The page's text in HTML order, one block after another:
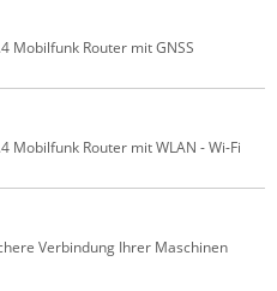
Kommunikation
Mobilfunk Router mit GNSS
Mobilfunk Router mit WLAN - Wi-Fi
Verbindung Ihrer Maschinen